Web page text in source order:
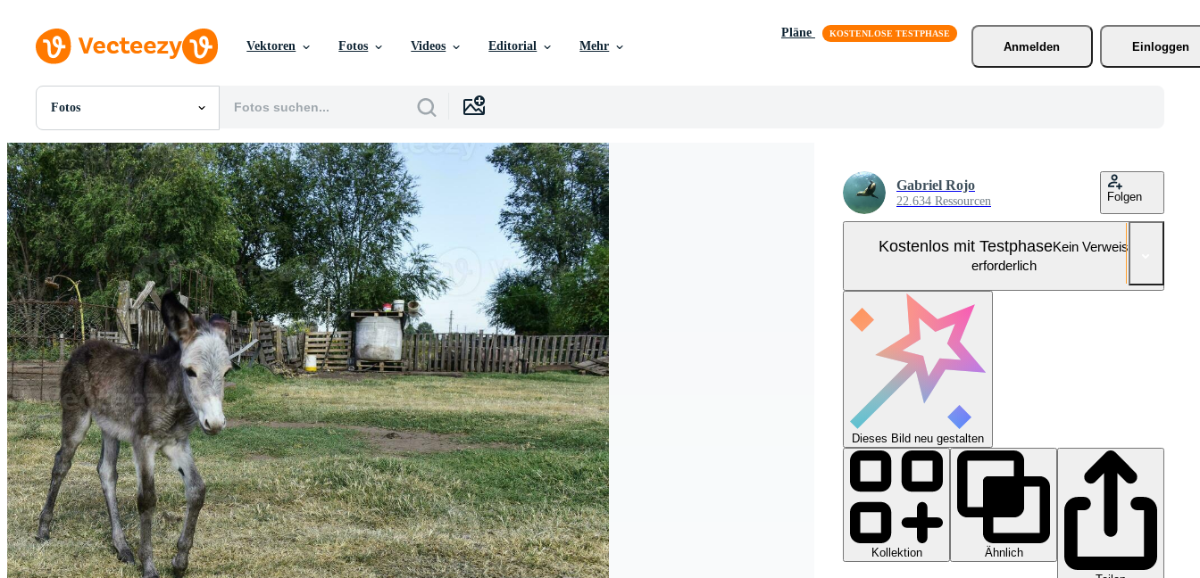
Vektoren Fotos Videos Editorial Mehr
Pläne
Anmelden
Einloggen
Fotos
Alle Bilder
Fotos
PNGs
PSDs
SVGs
Vorlagen
Vektoren
Videos
Motion Graphics
Redaktionelle Bilder
Redaktionelle Ereignisse
Gabriel Rojo
22.634 Ressourcen Folgen
Kostenlos mit TestphaseKein Verweis
erforderlich
Dieses Bild neu gestalten
Kollektion
Ähnlich